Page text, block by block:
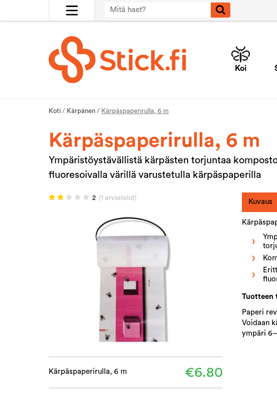
Koi
Koti / Kärpänen / Kärpäspaperirulla, 6 m
Kärpäspaperirulla, 6 m
Ympäristöystävällistä kärpästen torjuntaa
fluoresoivalla värillä varustetulla kärpäspaperilla
2 (1 arvostelut)
Kärpäspaperirulla, 6 m €6.80
Kuvaus
Tuotteen
Paperi
Voidaan
ympäri